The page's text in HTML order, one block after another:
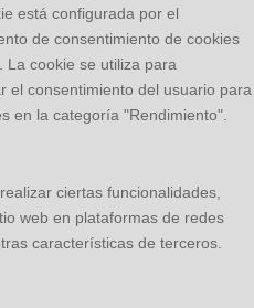
está configurada por el
de consentimiento de cookies
La cookie se utiliza para
el consentimiento del usuario para
en la categoría "Rendimiento".
ciertas funcionalidades,
web en plataformas de redes
características de terceros.